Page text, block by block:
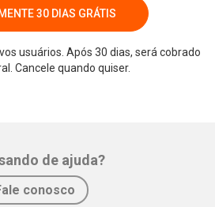
30 DIAS GRÁTIS
usuários. Após 30 dias, será cobrado
Cancele quando quiser.
de ajuda?
conosco